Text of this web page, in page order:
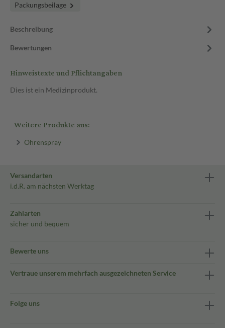
Packungsbeilage
Beschreibung
Bewertungen
Hinweistexte und Pflichtangaben
Dies ist ein Medizinprodukt.
Weitere Produkte aus:
Ohrenspray
Versandarten
i.d.R. am nächsten Werktag
Zahlarten
sicher und bequem
Bewerte uns
Vertraue unserem mehrfach ausgezeichneten Service
Folge uns